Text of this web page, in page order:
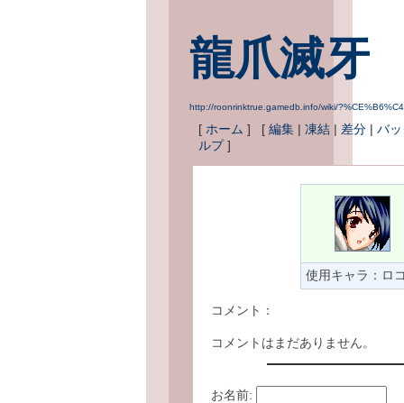
龍爪滅牙
http://roonrinktrue.gamedb.info/wiki/
[ ホーム ] [ 編集 | 凍結 | 差分 | バ
ルプ]
使用キャラ：ロ
コメント：
コメントはまだありません。
お名前: